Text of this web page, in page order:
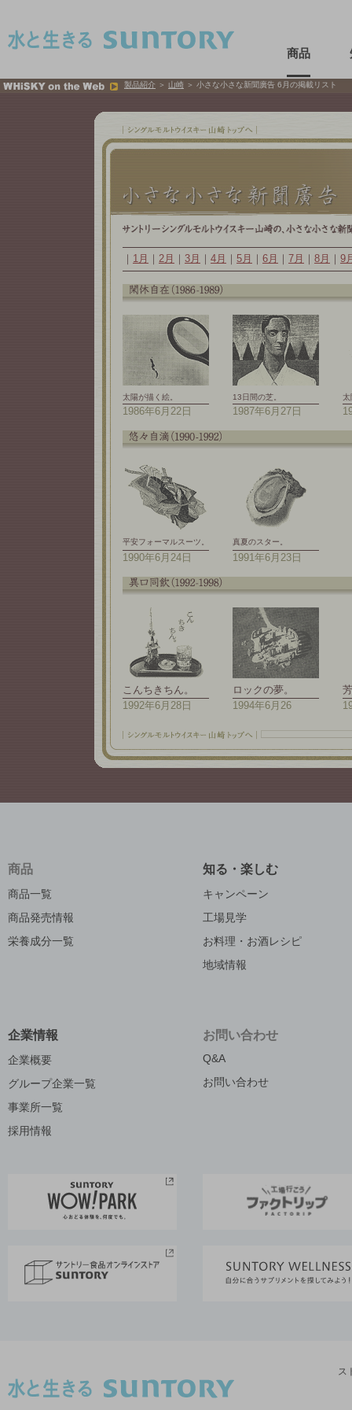
商品
製品紹介 ＞ 山崎 ＞ 小さな小さな新聞廣告 6月の掲載リスト
1月 2月 3月 4月 5月 6月 7月 8月 9
太陽が描く絵。 13日間の芝。
1986年6月22日 1987年6月27日
平安フォーマルスーツ。 真夏のスター。
1990年6月24日 1991年6月23日
こんちきちん。 ロックの夢。
1992年6月28日
1994年6月26
商品
商品一覧
商品発売情報
栄養成分一覧
知る・楽しむ
キャンペーン
工場見学
お料理・お酒レシピ
地域情報
企業情報
企業概要
グループ企業一覧
事業所一覧
採用情報
お問い合わせ
Q&A
お問い合わせ
ス